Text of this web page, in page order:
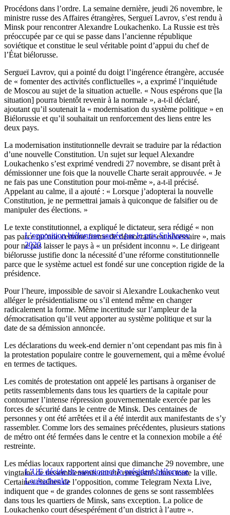
Procédons dans l’ordre. La semaine dernière, jeudi 26 novembre, le
ministre russe des Affaires étrangères, Sergueï Lavrov, s’est rendu à
Minsk pour rencontrer Alexandre Loukachenko. La Russie est très
préoccupée par ce qui se passe dans l’ancienne république
soviétique et constitue le seul véritable point d’appui du chef de
l’État biélorusse.
Sergueï Lavrov, qui a pointé du doigt l’ingérence étrangère, accusée
de « fomenter des activités conflictuelles », a exprimé l’inquiétude
de Moscou au sujet de la situation actuelle. « Nous espérons que [la
situation] pourra bientôt revenir à la normale », a-t-il déclaré,
ajoutant qu’il soutenait la « modernisation du système politique » en
Biélorussie et qu’il souhaitait un renforcement des liens entre les
deux pays.
La modernisation institutionnelle devrait se traduire par la rédaction
d’une nouvelle Constitution. Un sujet sur lequel Alexandre
Loukachenko s’est exprimé vendredi 27 novembre, se disant prêt à
démissionner une fois que la nouvelle Charte serait approuvée. « Je
ne fais pas une Constitution pour moi-même », a-t-il précisé.
Appelant au calme, il a ajouté : « Lorsque j’adopterai la nouvelle
Constitution, je ne permettrai jamais à quiconque de falsifier ou de
manipuler des élections. »
L’opposition biélorusse sacrée par le prix Sakharov
2020
Le texte constitutionnel, a expliqué le dictateur, sera rédigé « non
pas parce qu’une certaine forme de démocratie est nécessaire », mais
pour ne pas laisser le pays à « un président inconnu ». Le dirigeant
biélorusse justifie donc la nécessité d’une réforme constitutionnelle
parce que le système actuel est fondé sur une conception rigide de la
présidence.
Pour l’heure, impossible de savoir si Alexandre Loukachenko veut
alléger le présidentialisme ou s’il entend même en changer
radicalement la forme. Même incertitude sur l’ampleur de la
démocratisation qu’il veut apporter au système politique et sur la
date de sa démission annoncée.
Les déclarations du week-end dernier n’ont cependant pas mis fin à
la protestation populaire contre le gouvernement, qui a même évolué
en termes de tactiques.
Les comités de protestation ont appelé les partisans à organiser de
petits rassemblements dans tous les quartiers de la capitale pour
contourner l’intense répression gouvernementale exercée par les
forces de sécurité dans le centre de Minsk. Des centaines de
personnes y ont été arrêtées et il a été interdit aux manifestants de s’y
rassembler. Comme lors des semaines précédentes, plusieurs stations
de métro ont été fermées dans le centre et la connexion mobile a été
restreinte.
L’UE décide de sanctionner le président biélorusse
Loukachenko
Les médias locaux rapportent ainsi que dimanche 29 novembre, une
vingtaine de rassemblements ont été enregistrés dans toute la ville.
Certaines chaînes de l’opposition, comme Telegram Nexta Live,
indiquent que « de grandes colonnes de gens se sont rassemblées
dans tous les quartiers de Minsk, sans exception. La police de
Loukachenko court désespérément d’un district à l’autre ».